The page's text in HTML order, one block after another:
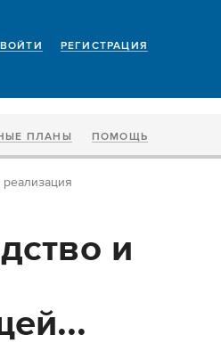
РЕГИСТРАЦИЯ
ВОЙТИ
ПЛАНЫ ПОМОЩЬ
реализация
и